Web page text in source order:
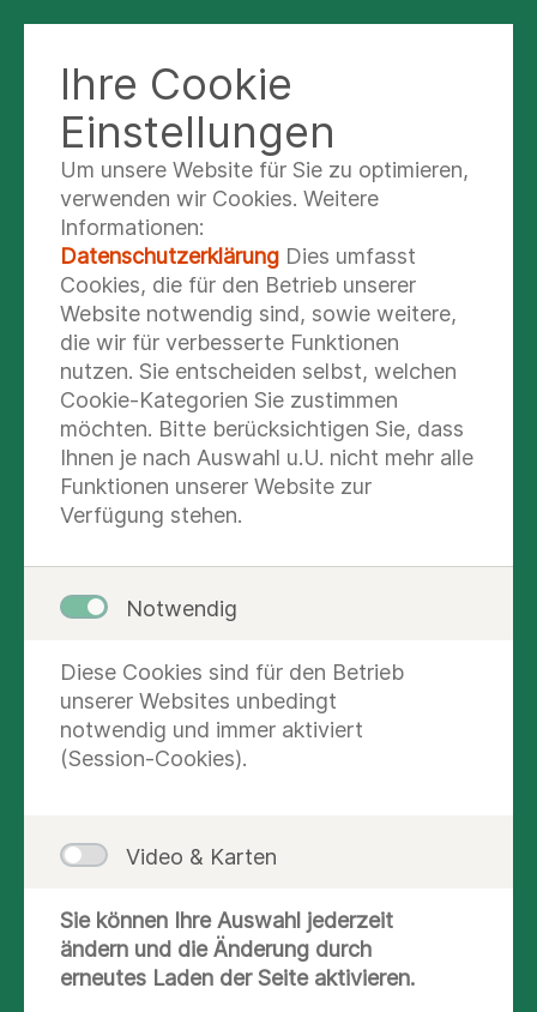
FACHKRANKENHAUS BAD ABBACH
Know-how für ein
gesundes Leben
In der Kindheit werden die Grundlagen für
einen gesunden Lebensstil gelegt. Seit
Jahren engagieren wir uns mit
Unterstützung durch die Dr. Broermann-
Stiftung aktiv in der Prävention für
Schüler. Unser Ziel ist es, bei Kindern und
Jugendlichen das Bewusstsein für
gesunde Lebensführung zu wecken.
EIN KLEINER BEITRAG FÜR
© iStock_000010424061
Mit unserem kostenlosen und spannenden
Ihre Cookie
Einstellungen
Um unsere Website für Sie zu optimieren,
verwenden wir Cookies. Weitere
Informationen:
Datenschutzerklärung Dies umfasst
Cookies, die für den Betrieb unserer
Website notwendig sind, sowie weitere,
die wir für verbesserte Funktionen
nutzen. Sie entscheiden selbst, welchen
Cookie-Kategorien Sie zustimmen
möchten. Bitte berücksichtigen Sie, dass
Ihnen je nach Auswahl u.U. nicht mehr alle
Funktionen unserer Website zur
Verfügung stehen.
Notwendig
Diese Cookies sind für den Betrieb
unserer Websites unbedingt
notwendig und immer aktiviert
(Session-Cookies).
Video & Karten
Sie können Ihre Auswahl jederzeit
ändern und die Änderung durch
erneutes Laden der Seite aktivieren.